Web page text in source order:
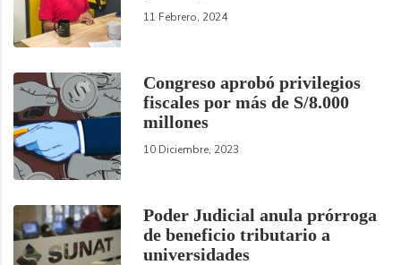
11 Febrero, 2024
Congreso aprobó privilegios
fiscales por más de S/8.000
millones
10 Diciembre, 2023
Poder Judicial anula prórroga
de beneficio tributario a
universidades